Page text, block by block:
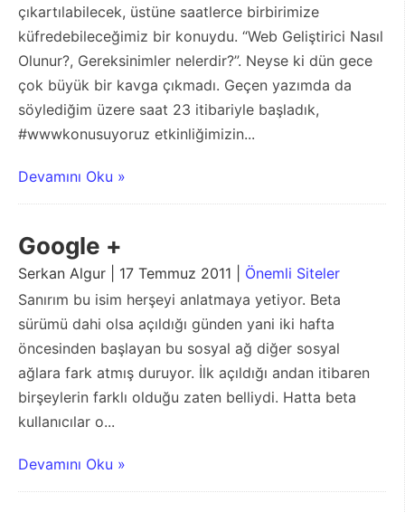
çıkartılabilecek, üstüne saatlerce birbirimize
küfredebileceğimiz bir konuydu. “Web Geliştirici Nasıl
Olunur?, Gereksinimler nelerdir?”. Neyse ki dün gece
çok büyük bir kavga çıkmadı. Geçen yazımda da
söylediğim üzere saat 23 itibariyle başladık,
#wwwkonusuyoruz etkinliğimizin...
Devamını Oku »
Google +
Serkan Algur | 17 Temmuz 2011 | Önemli Siteler
Sanırım bu isim herşeyi anlatmaya yetiyor. Beta
sürümü dahi olsa açıldığı günden yani iki hafta
öncesinden başlayan bu sosyal ağ diğer sosyal
ağlara fark atmış duruyor. İlk açıldığı andan itibaren
birşeylerin farklı olduğu zaten belliydi. Hatta beta
kullanıcılar o...
Devamını Oku »